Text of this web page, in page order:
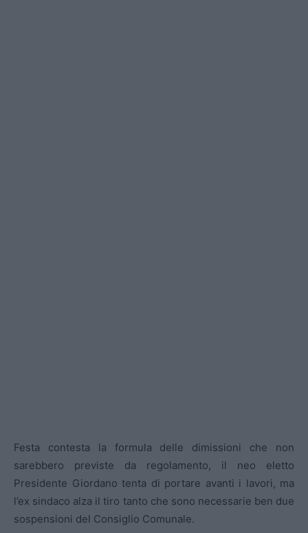
Festa contesta la formula delle dimissioni che non
sarebbero previste da regolamento, il neo eletto
Presidente Giordano tenta di portare avanti i lavori, ma
l’ex sindaco alza il tiro tanto che sono necessarie ben due
sospensioni del Consiglio Comunale.